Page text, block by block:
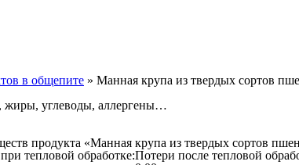
в общепите » Манная крупа из твердых сортов
жиры, углеводы, аллергены…
продукта «Манная крупа из твердых сортов
тепловой обработке:Потери после тепловой